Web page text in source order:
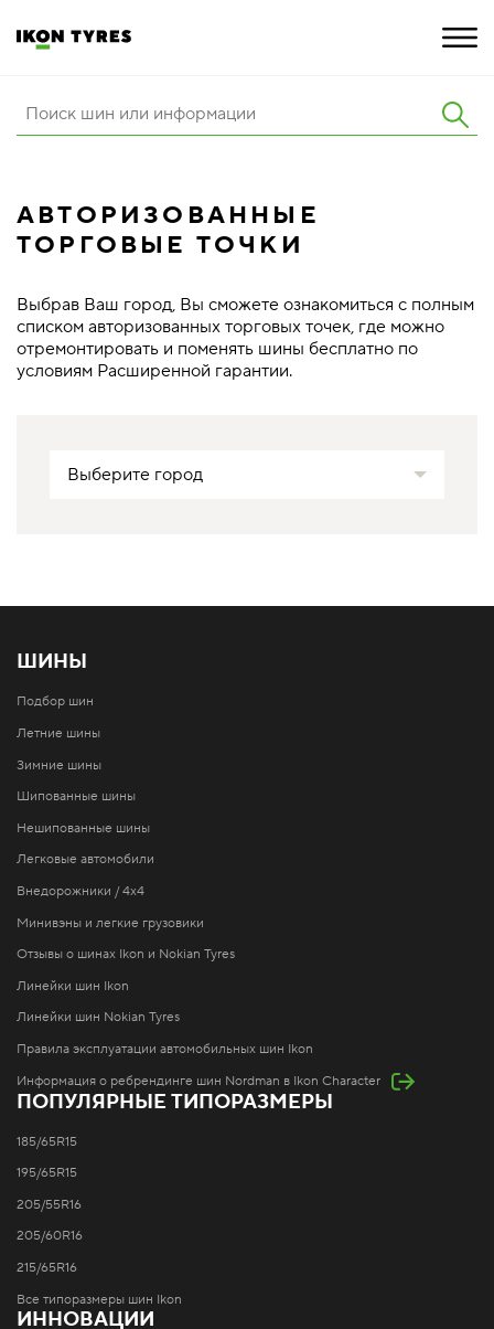
ИННОВАЦИИ
РАСШИРЕННАЯ ГАРАНТИЯ
О КОМПАНИИ
КАРЬЕРА
АВТОРИЗОВАННЫЕ
ТОРГОВЫЕ ТОЧКИ
Выбрав Ваш город, Вы сможете ознакомиться с полным
списком авторизованных торговых точек, где можно
отремонтировать и поменять шины бесплатно по
условиям Расширенной гарантии.
Выберите город
ШИНЫ
Подбор шин
Летние шины
Зимние шины
Шипованные шины
Нешипованные шины
Легковые автомобили
Внедорожники / 4x4
Минивэны и легкие грузовики
Отзывы о шинах Ikon и Nokian Tyres
Линейки шин Ikon
Линейки шин Nokian Tyres
Правила эксплуатации автомобильных шин Ikon
Информация о ребрендинге шин Nordman в Ikon Character
ПОПУЛЯРНЫЕ ТИПОРАЗМЕРЫ
185/65R15
195/65R15
205/55R16
205/60R16
215/65R16
Все типоразмеры шин Ikon
ИННОВАЦИИ